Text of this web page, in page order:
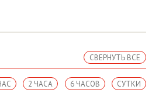
СВЕРНУТЬ ВСЕ
СУТКИ
6 ЧАСОВ
2 ЧАСА